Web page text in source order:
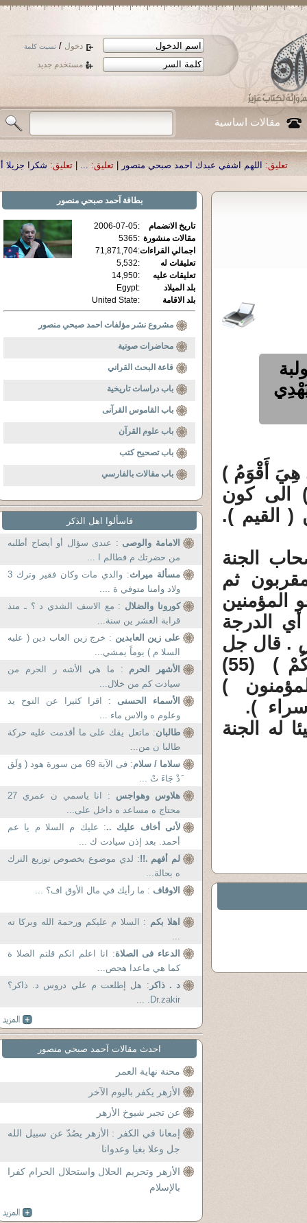
دخول / نسيت كلمة
مستخدم جديد
مقالات اساسية
اشفي عبدك احمد صبحي منصور| تعليق: ...
|تعليق: شكرا جزيلا أستاذ حمد
هِيَ أَقْوَمُ )
) الى كون
( القيم ).
الجنة
ثم
المؤمنين
الدرجة
. قال جل
وعلا : (وَاتَّبِعُوا أَحْسَنَ مَا أُنْزِلَ إِلَيْكُمْ مِنْ رَبِّكُمْ ) (55)
بِالَّتِي هِيَ أَحْسَنُ السَّيِّئَةَ ) (96) المؤمنون )
.
له الجنة
بطاقة آحمد صبحي منصور
تاريخ الانضمام :
2006-07-05
مقالات منشورة :
5365
اجمالي القراءات:
71,871,704
تعليقات له
:
5,532
تعليقات عليه
:
14,950
بلد الميلاد
:
Egypt
بلد الاقامة
:
United State
مشروع نشر مؤلفات احمد صبحي منصور
محاضرات صوتية
قاعة البحث القراني
باب دراسات تاريخية
باب القاموس القرآنى
باب علوم القرآن
باب تصحيح كتب
باب مقالات بالفارسي
فاسألوا اهل الذكر
الامامة والوصى : عندى سؤال أو أيضاح أطلبه
من حضرتك م فطالم ا ...
مسألة ميراث
: والدي مات وكان فقير وترك 3
ولاد وامنا متوفي ة ....
كورونا والضلال : مع الاسف الشدي د ؟ ـ منذ
قرابة العشر ين سنة...
على زين العابدين : خرج زين العاب دين ( عليه
السلا م ) يوماً يمشي...
الأشهر الحرم : ما هي الأشه ر الحرم من
سيادت كم من خلال...
الأسماء الحسنى : اقرا كثيرا عن التوح يد
وعلوم ه والاس ماء ...
طالبان: ماتعل يقك على ما أقدمت عليه حركة
طالبا ن من...
سلاما / سلام
: فى الآية 69 من سورة هود ( وَلَق
َدْ جَاءَ تْ ...
هلاوس وهواجس
: انا ياسمي ن عمري 27
محتاج ه مساعد ه داخل على...
لأنى أخاف عليك ..: عليك م السلا م يا عم
أحمد. بعد إذن سيادت ك ...
لم أفهم .!!: لدي موضوع بخصوص توزيع الترك
ه بحالة...
الاوقاف : ما رأيك في مال الأوق اف؟ ...
اهلا بكم : السلا م عليكم ورحمة الله وبركا ته
...
الدعاء فى الصلاة: انا اعلم انكم قلتم الصلا ة
كما هي ماعدا هجص...
د . ذاكر : هل إطلعت م علي دروس د. ذاكر؟
Dr.zakir. ...
احدث مقالات آحمد صبحي منصور
محنة نهاية العمر
الأزهر يكفر باليوم الآخر
عن تجبر شيوخ الأزهر
إمعانا في الكفر : الأزهر يصُدّ عن سبيل الله
جل وعلا بغيا وعدوانا
الأزهر وتحريم الحلال واستحلال الحرام كفرا
بالإسلام